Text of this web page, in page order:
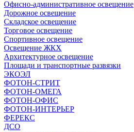
Офисно-административное освещение
Дорожное освещение
Складское освещение
Торговое освещение
Спортивное освещение
Освещение ЖКХ
Архитектурное освещение
Площади и транспортные развязки
ЭКОЭЛ
ФОТОН-СТРИТ
ФОТОН-ОМЕГА
ФОТОН-ОФИС
ФОТОН-ИНТЕРЬЕР
ФЕРЕКС
ДСО